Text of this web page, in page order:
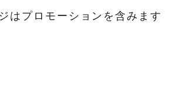
はプロモーションを含みます